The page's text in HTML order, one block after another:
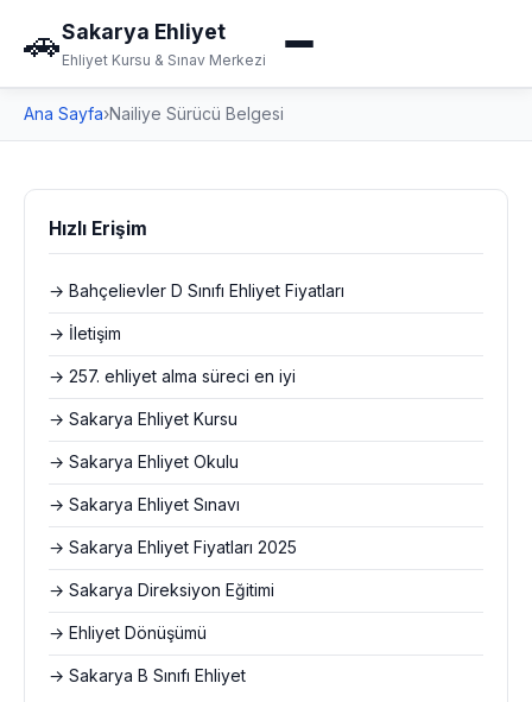
🚗Sakarya Ehliyet
Ehliyet Kursu & Sınav Merkezi
Ana Sayfa›Nailiye Sürücü Belgesi
Hızlı Erişim
→ Bahçelievler D Sınıfı Ehliyet Fiyatları
→ İletişim
→ 257. ehliyet alma süreci en iyi
→ Sakarya Ehliyet Kursu
→ Sakarya Ehliyet Okulu
→ Sakarya Ehliyet Sınavı
→ Sakarya Ehliyet Fiyatları 2025
→ Sakarya Direksiyon Eğitimi
→ Ehliyet Dönüşümü
→ Sakarya B Sınıfı Ehliyet